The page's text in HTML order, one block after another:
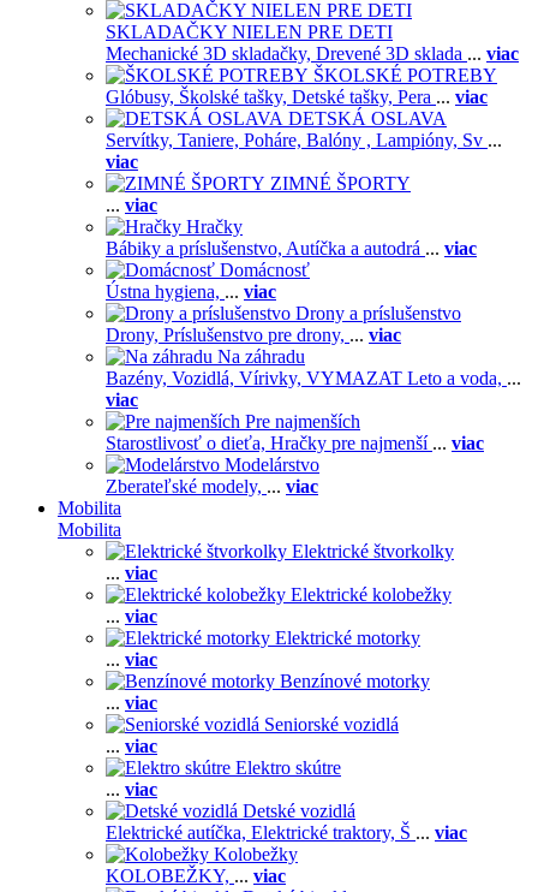
SKLADAČKY NIELEN PRE DETI
Mechanické 3D skladačky, Drevené 3D sklada ... viac
ŠKOLSKÉ POTREBY
Glóbusy, Školské tašky, Detské tašky, Pera ... viac
DETSKÁ OSLAVA
Servítky, Taniere, Poháre, Balóny , Lampióny, Sv ...
viac
ZIMNÉ ŠPORTY
... viac
Hračky
Bábiky a príslušenstvo, Autíčka a autodrá ... viac
Domácnosť
Ústna hygiena, ... viac
Drony a príslušenstvo
Drony, Príslušenstvo pre drony, ... viac
Na záhradu
Bazény, Vozidlá, Vírivky, VYMAZAT Leto a voda, ...
viac
Pre najmenších
Starostlivosť o dieťa, Hračky pre najmenší ... viac
Modelárstvo
Zberateľské modely, ... viac
Mobilita
Mobilita
Elektrické štvorkolky
... viac
Elektrické kolobežky
... viac
Elektrické motorky
... viac
Benzínové motorky
... viac
Seniorské vozidlá
... viac
Elektro skútre
... viac
Detské vozidlá
Elektrické autíčka, Elektrické traktory, Š ... viac
Kolobežky
KOLOBEŽKY, ... viac